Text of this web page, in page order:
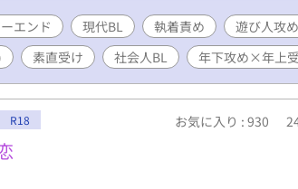
投稿しています。
エンド 現代BL 執着責め 遊び人攻め
素直受け 社会人BL 年下攻め×年上
R18 お気に入り : 930